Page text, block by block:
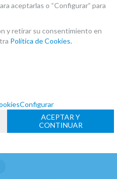
una opción práctica y
aceptarlas o “Configurar” para
y retirar su consentimiento en
Política de Cookies.
Configurar
ACEPTAR Y
CONTINUAR